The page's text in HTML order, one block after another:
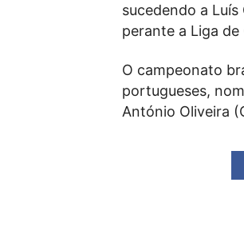
sucedendo a
perante a Liga
O campeonato
portugueses,
António Oliveira